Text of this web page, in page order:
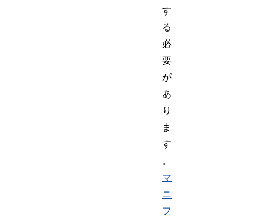
す
る
必
要
が
あ
り
ま
す
。
マ
ニ
フ